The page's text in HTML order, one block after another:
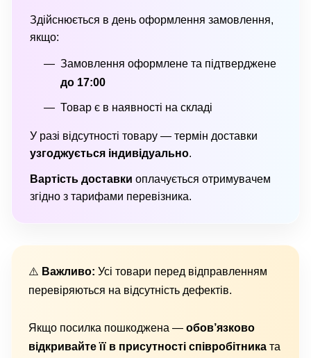
Здійснюється в день оформлення замовлення,
якщо:
Замовлення оформлене та підтверджене
до 17:00
Товар є в наявності на складі
У разі відсутності товару — термін доставки
узгоджується індивідуально.
Вартість доставки оплачується отримувачем
згідно з тарифами перевізника.
⚠️ Важливо: Усі товари перед відправленням
перевіряються на відсутність дефектів.
Якщо посилка пошкоджена — обов’язково
відкривайте її в присутності співробітника та